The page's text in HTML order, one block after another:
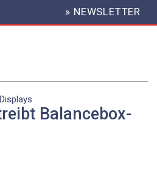
HEADER
MENU
» NEWSLETTER
Balancebox-